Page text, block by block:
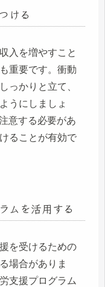
ける
入を増やすこと
重要です。衝動
っかりと立て、
うにしましょ
意する必要があ
ることが有効で
ムを活用する
を受けるための
場合がありま
支援プログラム